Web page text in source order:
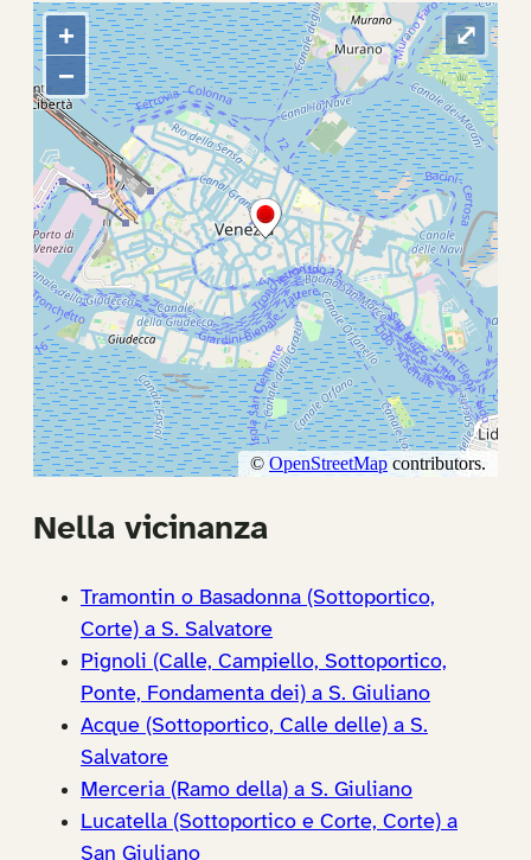
Nella vicinanza
Tramontin o Basadonna (Sottoportico,
Corte) a S. Salvatore
Pignoli (Calle, Campiello, Sottoportico,
Ponte, Fondamenta dei) a S. Giuliano
Acque (Sottoportico, Calle delle) a S.
Salvatore
Merceria (Ramo della) a S. Giuliano
Lucatella (Sottoportico e Corte, Corte) a
San Giuliano